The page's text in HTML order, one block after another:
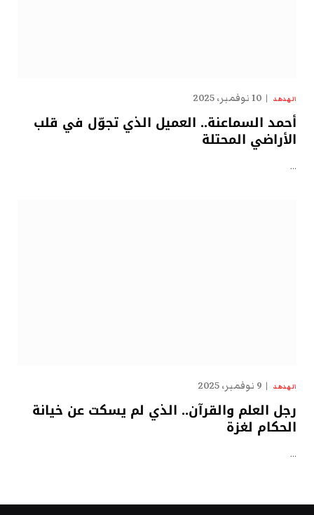
الهدهد 10 نوفمبر، 2025
أحمد السماعنة.. العميل الذي تجوّل في قلب
الأراضي المحتلة
…
الهدهد 9 نوفمبر، 2025
رجل العلم والقرآن.. الذي لم يسكت عن خيانة
الحكام لغزة
…